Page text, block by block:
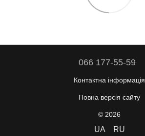
066 177-55-59
Контактна інформація
Повна версія сайту
© 2026
UA RU